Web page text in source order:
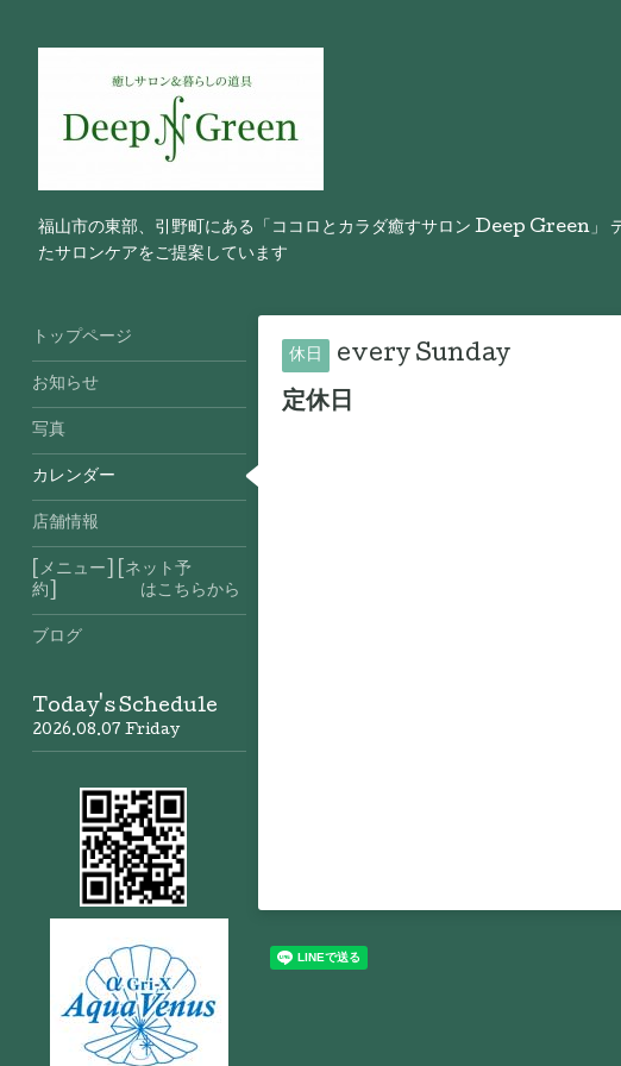
福山市の東部、引野町にある「ココロとカラダ癒すサロン Deep Green」
たサロンケアをご提案しています
休日 every Sunday
定休日
トップページ
お知らせ
写真
カレンダー
店舗情報
[メニュー] [ネット予
約] はこちらから
ブログ
Today's Schedule
2026.08.07 Friday